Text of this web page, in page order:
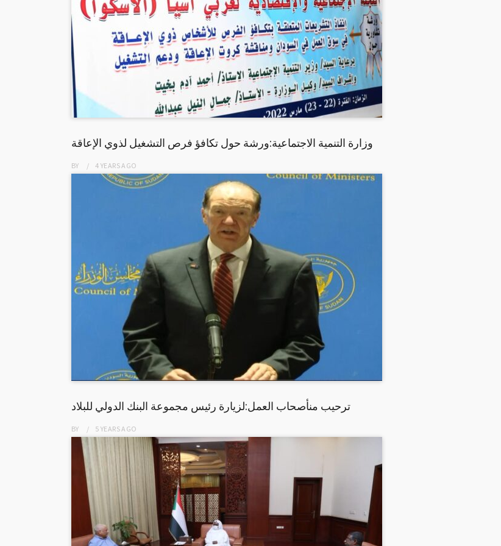
وزارة التنمية الاجتماعية:ورشة حول تكافؤ فرص التشغيل لذوي الإعاقة
BY 4 YEARSAGO
ترحيب منأصحاب العمل:لزيارة رئيس مجموعة البنك الدولي للبلاد
BY 5 YEARSAGO